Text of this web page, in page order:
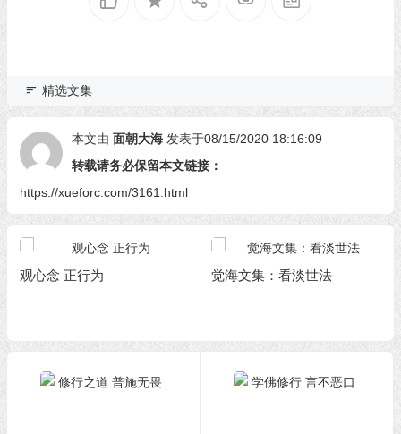
精选文集
本文由 面朝大海 发表于08/15/2020 18:16:09
转载请务必保留本文链接：
https://xueforc.com/3161.html
观心念 正行为 觉海文集：看淡世法